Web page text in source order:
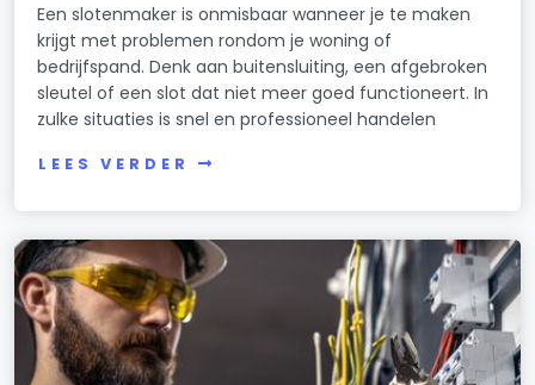
Een slotenmaker is onmisbaar wanneer je te maken
krijgt met problemen rondom je woning of
bedrijfspand. Denk aan buitensluiting, een afgebroken
sleutel of een slot dat niet meer goed functioneert. In
zulke situaties is snel en professioneel handelen
LEES VERDER